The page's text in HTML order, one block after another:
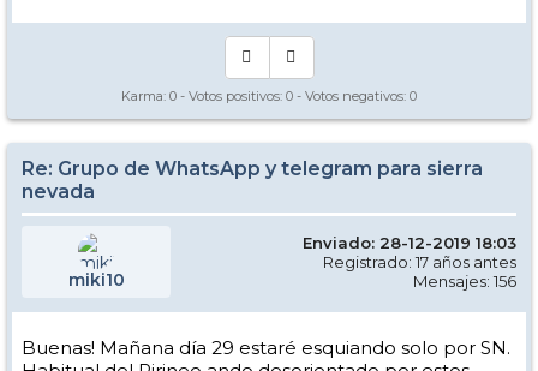
Karma: 0 - Votos positivos: 0 - Votos negativos: 0
Re: Grupo de WhatsApp y telegram para sierra
nevada
miki10
Enviado: 28-12-2019 18:03
Registrado: 17 años antes
Mensajes: 156
Buenas! Mañana día 29 estaré esquiando solo por SN.